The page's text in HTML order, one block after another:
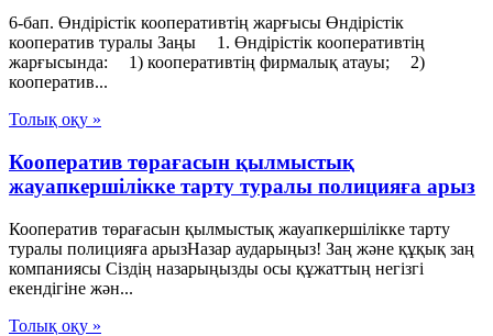
6-бап. Өндiрiстiк кооперативтiң жарғысы Өндiрiстiк
кооператив туралы Заңы 1. Өндiрiстiк кооперативтiң
жарғысында: 1) кооперативтiң фирмалық атауы; 2)
кооператив...
Толық оқу »
Кооператив төрағасын қылмыстық
жауапкершілікке тарту туралы полицияға арыз
Кооператив төрағасын қылмыстық жауапкершілікке тарту
туралы полицияға арызНазар аударыңыз! Заң және құқық заң
компаниясы Сіздің назарыңызды осы құжаттың негізгі
екендігіне жән...
Толық оқу »